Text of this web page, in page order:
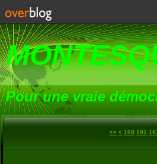
Pour une vraie
<< < 100
110
120
130
140
150
160
170
180
190 191